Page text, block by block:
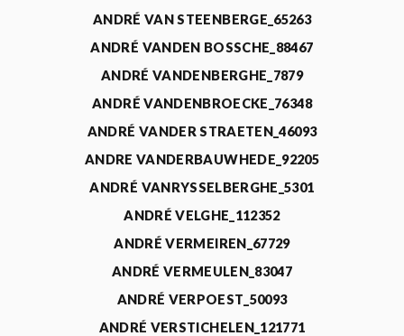
ANDRÉ VAN STEENBERGE_65263
ANDRÉ VANDEN BOSSCHE_88467
ANDRÉ VANDENBERGHE_7879
ANDRÉ VANDENBROECKE_76348
ANDRÉ VANDER STRAETEN_46093
ANDRE VANDERBAUWHEDE_92205
ANDRÉ VANRYSSELBERGHE_5301
ANDRÉ VELGHE_112352
ANDRÉ VERMEIREN_67729
ANDRÉ VERMEULEN_83047
ANDRÉ VERPOEST_50093
ANDRÉ VERSTICHELEN_121771